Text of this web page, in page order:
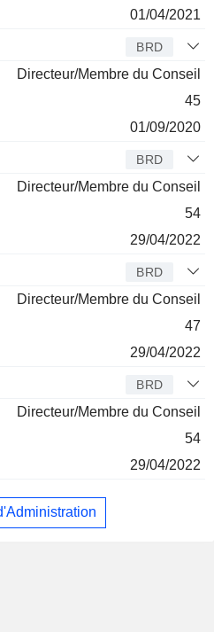
01/04/2021
BRD
Directeur/Membre du Conseil
45
01/09/2020
BRD
Directeur/Membre du Conseil
54
29/04/2022
BRD
Directeur/Membre du Conseil
47
29/04/2022
BRD
Directeur/Membre du Conseil
54
29/04/2022